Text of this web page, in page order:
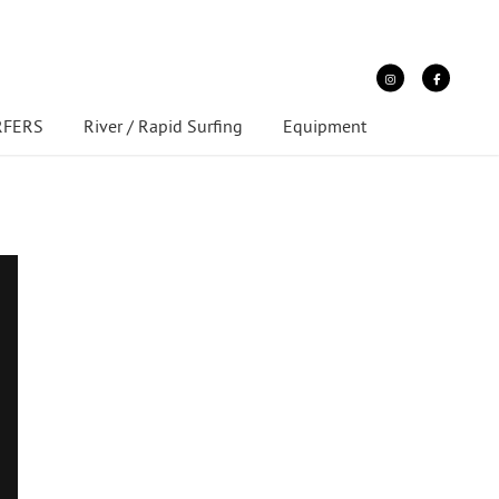
River / Rapid Surfing Equipment